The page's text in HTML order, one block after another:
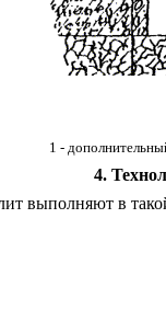
1 -
4.
выполняют в